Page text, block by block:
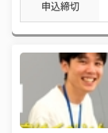
申込締切